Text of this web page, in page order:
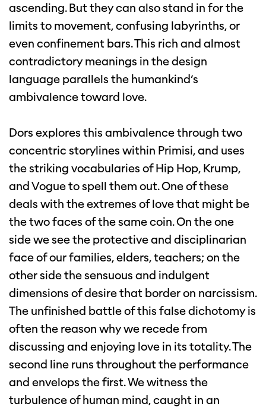
ascending. But they can also stand in for the
limits to movement, confusing labyrinths, or
even confinement bars. This rich and almost
contradictory meanings in the design
language parallels the humankind’s
ambivalence toward love.
Dors explores this ambivalence through two
concentric storylines within Primisi, and uses
the striking vocabularies of Hip Hop, Krump,
and Vogue to spell them out. One of these
deals with the extremes of love that might be
the two faces of the same coin. On the one
side we see the protective and disciplinarian
face of our families, elders, teachers; on the
other side the sensuous and indulgent
dimensions of desire that border on narcissism.
The unfinished battle of this false dichotomy is
often the reason why we recede from
discussing and enjoying love in its totality. The
second line runs throughout the performance
and envelops the first. We witness the
turbulence of human mind, caught in an